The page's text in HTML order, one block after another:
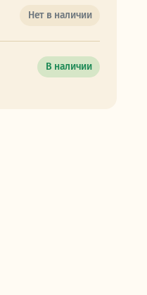
Нет в наличии
В наличии